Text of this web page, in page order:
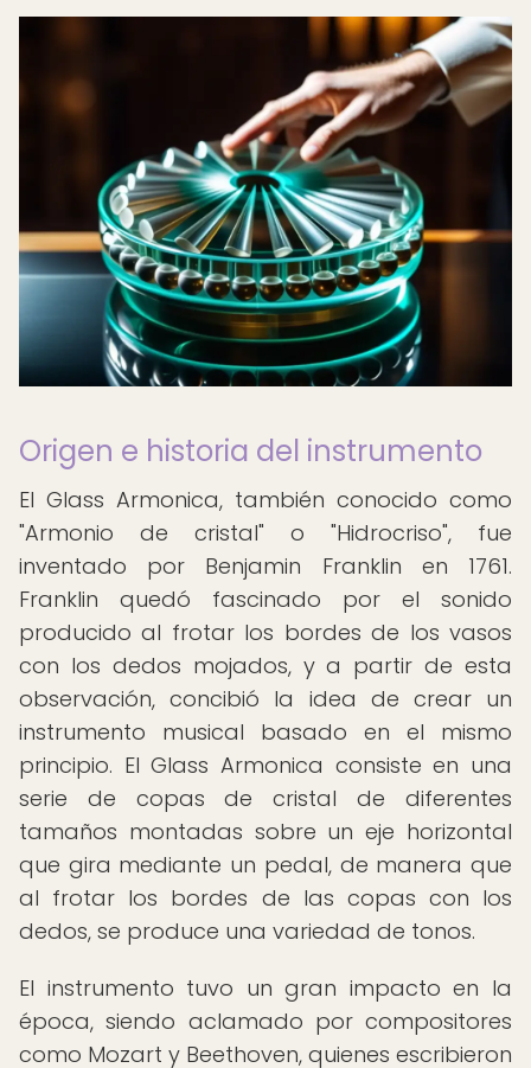
Origen e historia del instrumento
El Glass Armonica, también conocido como
"Armonio de cristal" o "Hidrocriso", fue
inventado por Benjamin Franklin en 1761.
Franklin quedó fascinado por el sonido
producido al frotar los bordes de los vasos
con los dedos mojados, y a partir de esta
observación, concibió la idea de crear un
instrumento musical basado en el mismo
principio. El Glass Armonica consiste en una
serie de copas de cristal de diferentes
tamaños montadas sobre un eje horizontal
que gira mediante un pedal, de manera que
al frotar los bordes de las copas con los
dedos, se produce una variedad de tonos.
El instrumento tuvo un gran impacto en la
época, siendo aclamado por compositores
como Mozart y Beethoven, quienes escribieron